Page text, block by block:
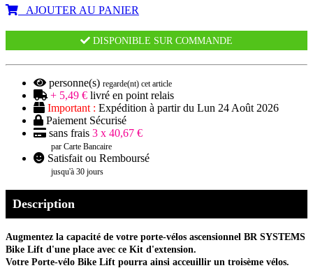
AJOUTER AU PANIER
DISPONIBLE SUR COMMANDE
personne(s) regarde(nt) cet article
+ 5,49 € livré en point relais
Important : Expédition à partir du Lun 24 Août 2026
Paiement Sécurisé
sans frais 3 x 40,67 €
par Carte Bancaire
Satisfait ou Remboursé
jusqu'à 30 jours
Description
Augmentez la capacité de votre porte-vélos ascensionnel BR SYSTEMS
Bike Lift d'une place avec ce Kit d'extension.
Votre Porte-vélo Bike Lift pourra ainsi acceuillir un troisème vélos.